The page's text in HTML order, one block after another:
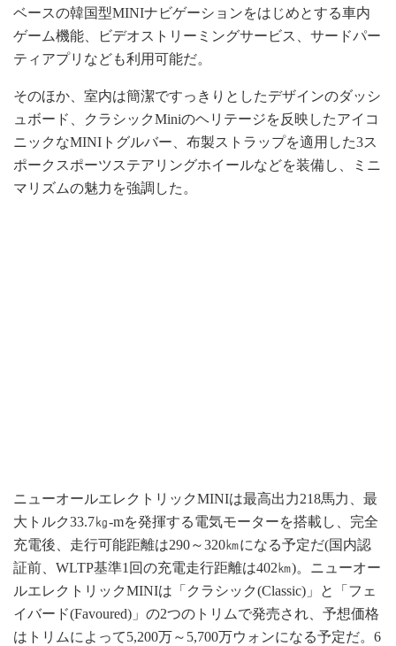
ベースの韓国型MINIナビゲーションをはじめとする車内
ゲーム機能、ビデオストリーミングサービス、サードパー
ティアプリなども利用可能だ。
そのほか、室内は簡潔ですっきりとしたデザインのダッシ
ュボード、クラシックMiniのヘリテージを反映したアイコ
ニックなMINIトグルバー、布製ストラップを適用した3ス
ポークスポーツステアリングホイールなどを装備し、ミニ
マリズムの魅力を強調した。
ニューオールエレクトリックMINIは最高出力218馬力、最
大トルク33.7㎏-mを発揮する電気モーターを搭載し、完全
充電後、走行可能距離は290～320㎞になる予定だ(国内認
証前、WLTP基準1回の充電走行距離は402㎞)。ニューオー
ルエレクトリックMINIは「クラシック(Classic)」と「フェ
イバード(Favoured)」の2つのトリムで発売され、予想価格
はトリムによって5,200万～5,700万ウォンになる予定だ。6